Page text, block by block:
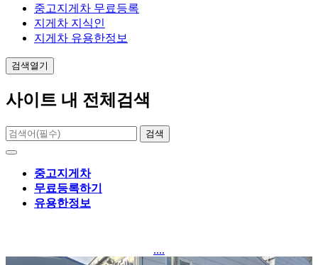
중고지게차 무료등록
지게차 지식인
지게차 유용한정보
검색열기
사이트 내 전체검색
검색
중고지게차
무료등록하기
유용한정보
....